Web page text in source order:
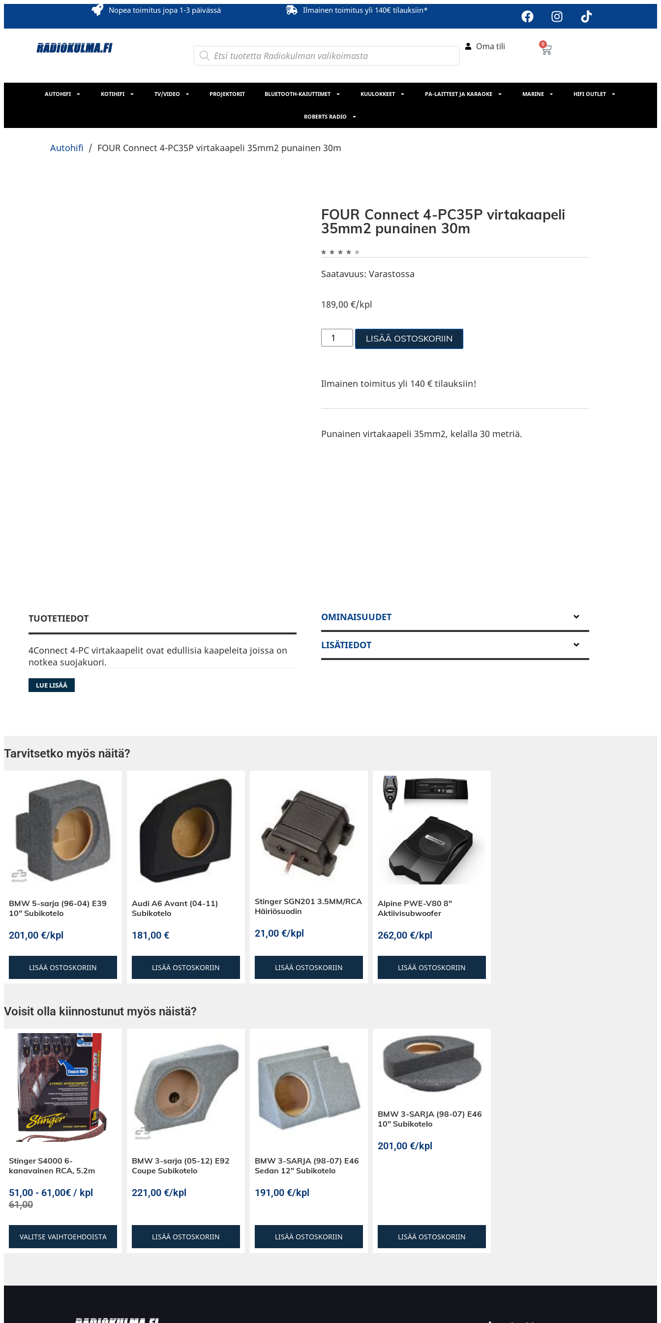
Nopea toimitus jopa 1-3 päivässä Ilmainen toimitus yli 140€ tilauksiin*
Oma tili 0
AUTOHIFI KOTIHIFI TV/VIDEO PROJEKTORIT BLUETOOTH-KAIUTTIMET KUULOKKEET PA-LAITTEET JA KARAOKE MARINE HIFI OUTLET
ROBERTS RADIO
Autohifi / FOUR Connect 4-PC35P virtakaapeli 35mm2 punainen 30m
FOUR Connect 4-PC35P virtakaapeli
35mm2 punainen 30m
Saatavuus: Varastossa
189,00 €/kpl
LISÄÄ OSTOSKORIIN
Ilmainen toimitus yli 140 € tilauksiin!
Punainen virtakaapeli 35mm2, kelalla 30 metriä.
TUOTETIEDOT
4Connect 4-PC virtakaapelit ovat edullisia kaapeleita joissa on
notkea suojakuori.
LUE LISÄÄ
OMINAISUUDET
LISÄTIEDOT
Tarvitsetko myös näitä?
BMW 5-sarja (96-04) E39
10″ Subikotelo
201,00 €/kpl
LISÄÄ OSTOSKORIIN
Audi A6 Avant (04-11)
Subikotelo
181,00 €
LISÄÄ OSTOSKORIIN
Stinger SGN201 3.5MM/RCA
Häiriösuodin
21,00 €/kpl
LISÄÄ OSTOSKORIIN
Alpine PWE-V80 8″
Aktiivisubwoofer
262,00 €/kpl
LISÄÄ OSTOSKORIIN
Voisit olla kiinnostunut myös näistä?
Stinger S4000 6-
kanavainen RCA, 5.2m
51,00- 61,00€ / kpl
61,00
VALITSE VAIHTOEHDOISTA
BMW 3-sarja (05-12) E92
Coupe Subikotelo
221,00 €/kpl
LISÄÄ OSTOSKORIIN
BMW 3-SARJA (98-07) E46
Sedan 12″ Subikotelo
191,00 €/kpl
LISÄÄ OSTOSKORIIN
BMW 3-SARJA (98-07) E46
10″ Subikotelo
201,00 €/kpl
LISÄÄ OSTOSKORIIN